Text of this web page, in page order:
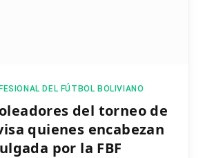
DEL FÚTBOL BOLIVIANO
del torneo de
quienes encabezan
por la FBF